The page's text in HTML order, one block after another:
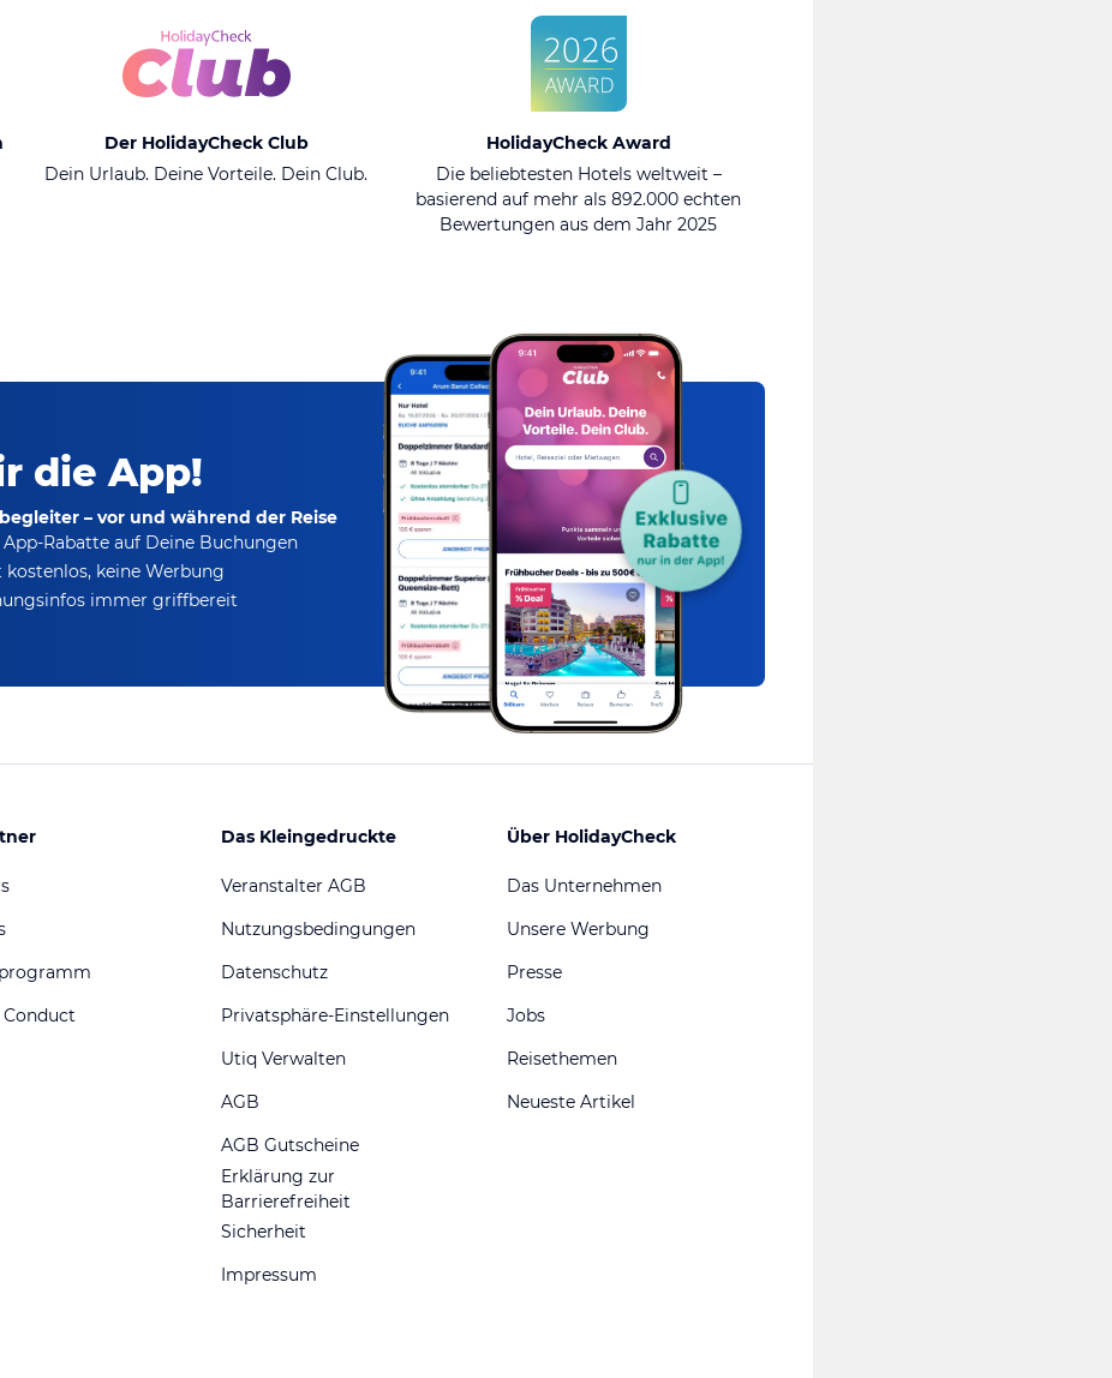
Der HolidayCheck Club
Dein Urlaub. Deine Vorteile. Dein Club.
HolidayCheck Award
Die beliebtesten Hotels weltweit –
basierend auf mehr als 892.000 echten
Bewertungen aus dem Jahr 2025
die App!
– vor und während der Reise
App-Rabatteauf Deine Buchungen
kostenlos, keine Werbung
immer griffbereit
Das Kleingedruckte
Veranstalter AGB
Nutzungsbedingungen
Datenschutz
Privatsphäre-Einstellungen
Utiq Verwalten
AGB
AGB Gutscheine
Erklärung zur
Barrierefreiheit
Sicherheit
Impressum
Über HolidayCheck
Das Unternehmen
Unsere Werbung
Presse
Jobs
Reisethemen
Neueste Artikel